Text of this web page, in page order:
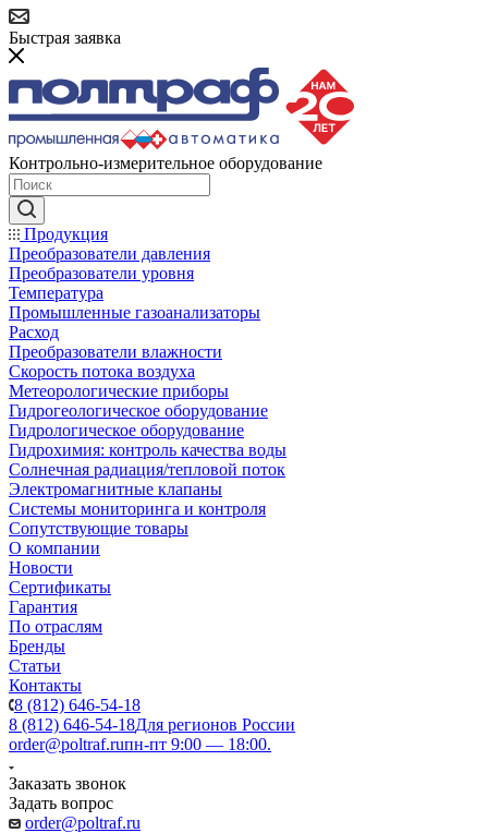
Быстрая заявка
Контрольно-измерительное оборудование
Продукция
Преобразователи давления
Преобразователи уровня
Температура
Промышленные газоанализаторы
Расход
Преобразователи влажности
Скорость потока воздуха
Метеорологические приборы
Гидрогеологическое оборудование
Гидрологическое оборудование
Гидрохимия: контроль качества воды
Солнечная радиация/тепловой поток
Электромагнитные клапаны
Системы мониторинга и контроля
Сопутствующие товары
О компании
Новости
Сертификаты
Гарантия
По отраслям
Бренды
Статьи
Контакты
8 (812) 646-54-18
8 (812) 646-54-18Для регионов России
order@poltraf.ruпн-пт 9:00 — 18:00.
Заказать звонок
Задать вопрос
order@poltraf.ru